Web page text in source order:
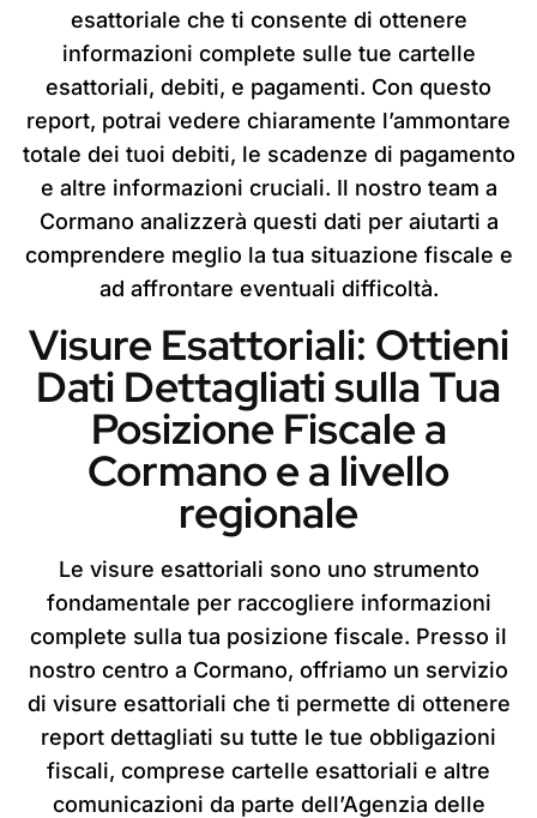
esattoriale che ti consente di ottenere
informazioni complete sulle tue cartelle
esattoriali, debiti, e pagamenti. Con questo
report, potrai vedere chiaramente l’ammontare
totale dei tuoi debiti, le scadenze di pagamento
e altre informazioni cruciali. Il nostro team a
Cormano analizzerà questi dati per aiutarti a
comprendere meglio la tua situazione fiscale e
ad affrontare eventuali difficoltà.
Visure Esattoriali: Ottieni
Dati Dettagliati sulla Tua
Posizione Fiscale a
Cormano e a livello
regionale
Le visure esattoriali sono uno strumento
fondamentale per raccogliere informazioni
complete sulla tua posizione fiscale. Presso il
nostro centro a Cormano, offriamo un servizio
di visure esattoriali che ti permette di ottenere
report dettagliati su tutte le tue obbligazioni
fiscali, comprese cartelle esattoriali e altre
comunicazioni da parte dell’Agenzia delle